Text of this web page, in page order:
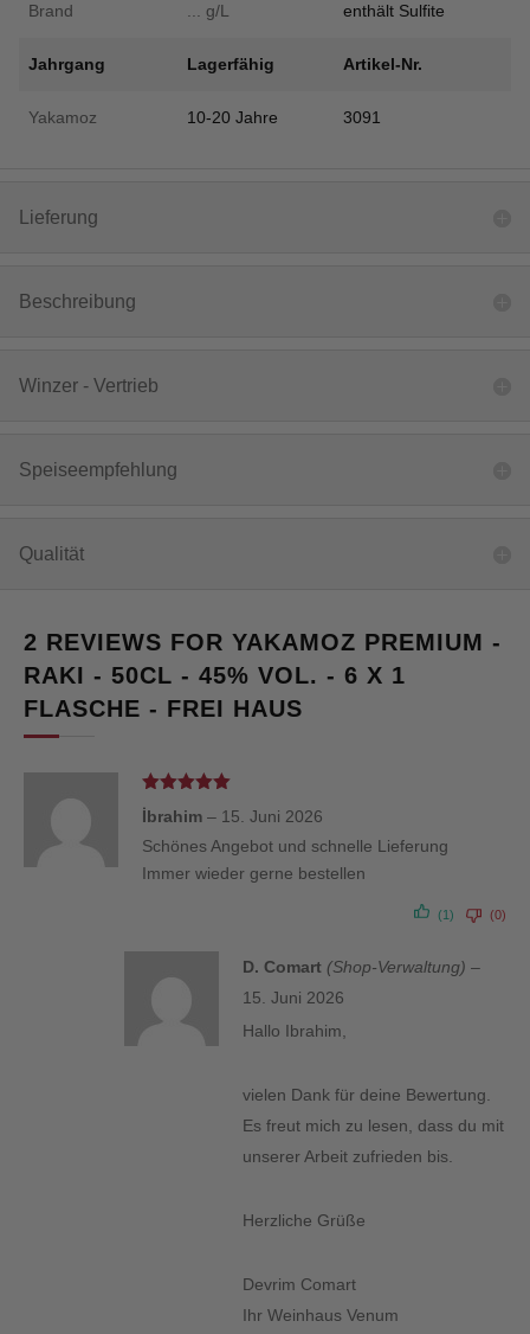
Brand ... g/L enthält Sulfite
Jahrgang Lagerfähig Artikel-Nr.
Yakamoz 10-20 Jahre 3091
Lieferung
Beschreibung
Winzer - Vertrieb
Speiseempfehlung
Qualität
2 REVIEWS FOR YAKAMOZ PREMIUM -
RAKI - 50CL - 45% VOL. - 6 X 1
FLASCHE - FREI HAUS
Bewertet
mit5von 5
İbrahim – 15. Juni 2026
Schönes Angebot und schnelle Lieferung
Immer wieder gerne bestellen
(1) (0)
D. Comart (Shop-Verwaltung) –
15. Juni 2026
Hallo Ibrahim,
vielen Dank für deine Bewertung.
Es freut mich zu lesen, dass du mit
unserer Arbeit zufrieden bis.
Herzliche Grüße
Devrim Comart
Ihr Weinhaus Venum